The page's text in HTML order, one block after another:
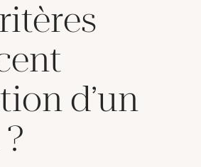
d’un